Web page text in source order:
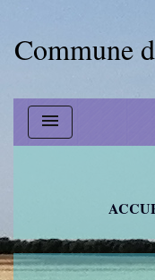
Commune
menu